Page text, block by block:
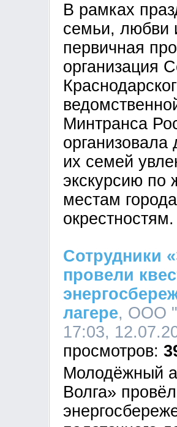
В рамках
семьи, любви
первичная
организация
Минтранса
организовала
их семей
экскурсию по
местам
окрестностям.
Сотрудники
провели
лагере, ООО
17:03,
Молодёжный
Волга»